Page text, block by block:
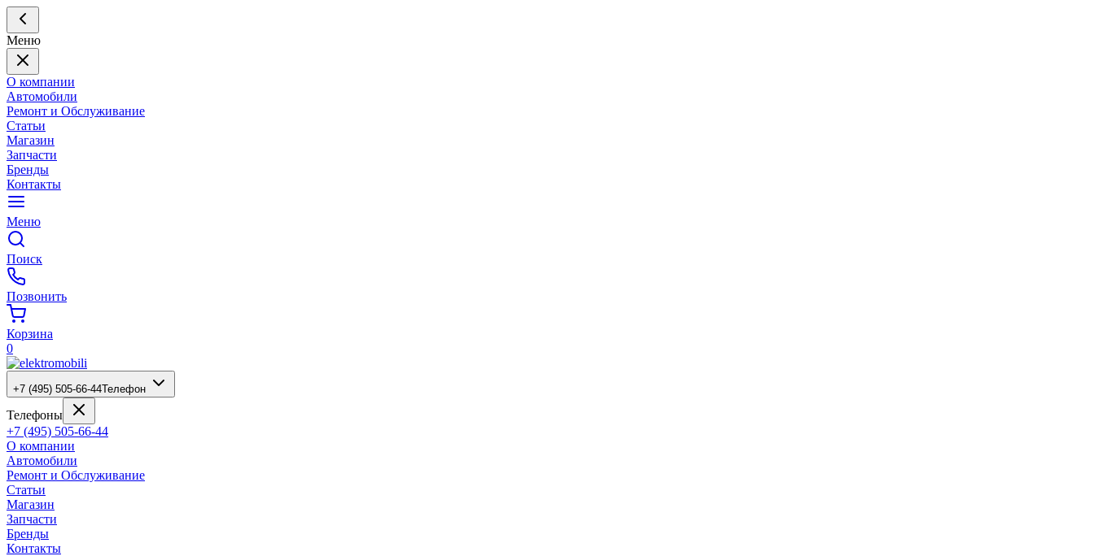
Меню
О компании
Автомобили
Ремонт и Обслуживание
Статьи
Магазин
Запчасти
Бренды
Контакты
Меню
Поиск
Позвонить
Корзина
0
+7 (495) 505-66-44Телефон
Телефоны
+7 (495) 505-66-44
О компании
Автомобили
Ремонт и Обслуживание
Статьи
Магазин
Запчасти
Бренды
Контакты